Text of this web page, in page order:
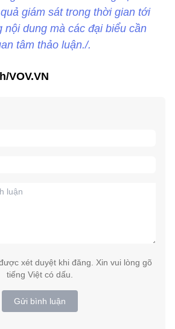
giám sát trong thời gian tới
nội dung mà các đại biểu cần
tâm thảo luận./.
VOV.VN
xét duyệt khi đăng. Xin vui lòng gõ
tiếng Việt có dấu.
Gửi bình luận